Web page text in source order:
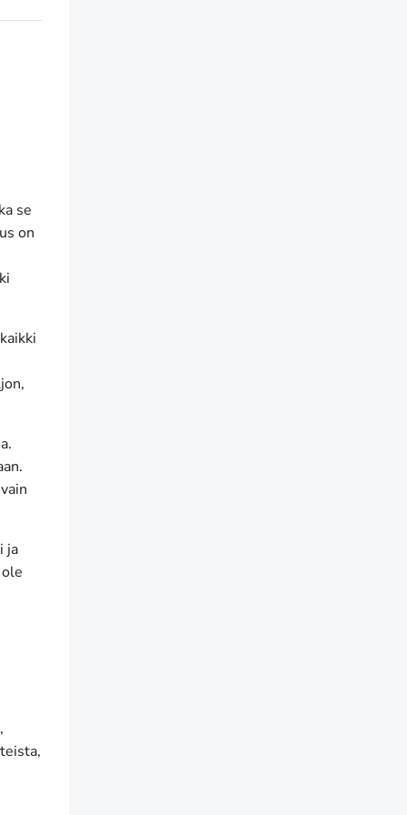
se
on
ja